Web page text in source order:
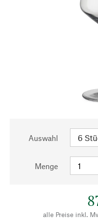
Auswahl
Menge
alle Preise inkl.